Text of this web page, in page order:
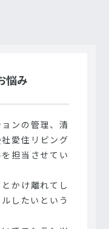
悩み
ンの管理、清
愛住リビング
担当させてい
かけ離れてし
したいという